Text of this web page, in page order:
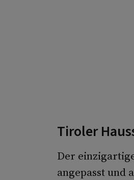
Tiroler
Der
angepasst und